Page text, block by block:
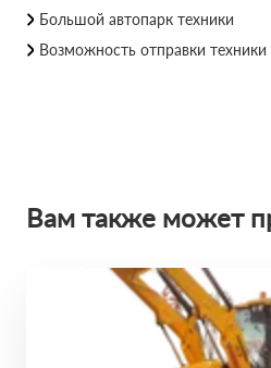
Большой автопарк техники
Возможность отправки техники
Вам также может